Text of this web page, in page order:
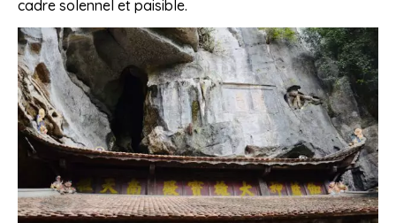
cadre solennel et paisible.